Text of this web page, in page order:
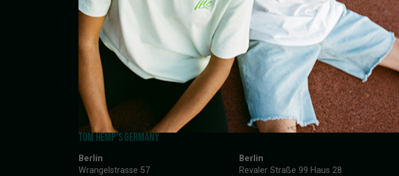
TOM HEMP'S GERMANY
Berlin
Wrangelstrasse 57
Berlin
Revaler Straße 99 Haus 28